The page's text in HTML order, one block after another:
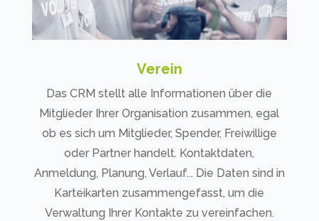
Verein
Das CRM stellt alle Informationen über die
Mitglieder Ihrer Organisation zusammen, egal
ob es sich um Mitglieder, Spender, Freiwillige
oder Partner handelt. Kontaktdaten,
Anmeldung, Planung, Verlauf... Die Daten sind in
Karteikarten zusammengefasst, um die
Verwaltung Ihrer Kontakte zu vereinfachen.